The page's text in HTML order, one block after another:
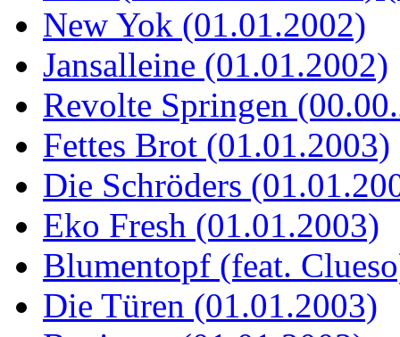
New Yok (01.01.2002)
Jansalleine (01.01.2002)
Revolte Springen
Fettes Brot (01.01.2003)
Die Schröders
Eko Fresh (01.01.2003)
Blumentopf (feat.
Die Türen (01.01.2003)